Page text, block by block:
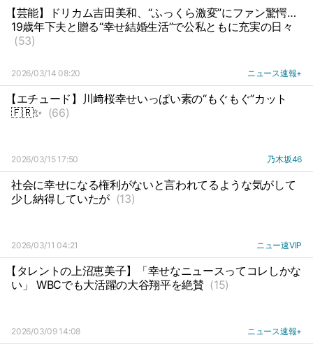
【芸能】ドリカム吉田美和、“ふっくら激変”にファン驚愕…
19歳年下夫と贈る“幸せ結婚生活”で公私ともに充実の日々
(53)
2026/03/14 08:20 ニュース速報+
【エチュード】川﨑桜幸せいっぱい素の“もぐもぐ”カット
🇫🇷✨ (66)
2026/03/15 17:50 乃木坂46
社会に幸せになる権利がないと言われてるような気がして
少し納得していたが (13)
2026/03/11 04:21 ニュー速VIP
【タレントの上沼恵美子】「幸せなニュースってコレしかな
い」 WBCでも大活躍の大谷翔平を絶賛 (15)
2026/03/09 14:08 ニュース速報+